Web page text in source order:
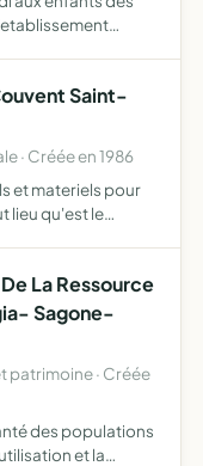
Saint-
· Créée en 1986
et materiels pour
lieu qu'est le
La Ressource
Sagone-
patrimoine · Créée
des populations
et la